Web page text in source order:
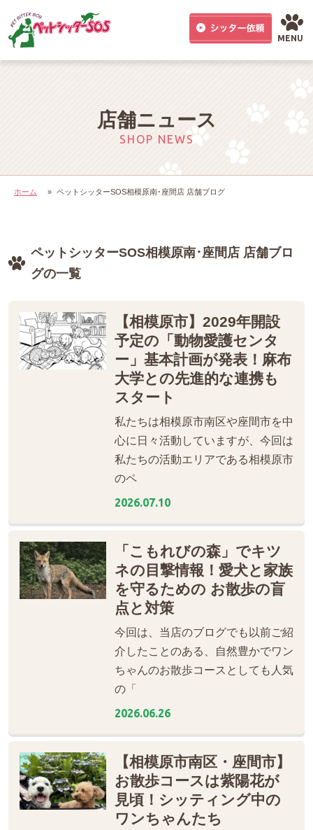
MENU
店舗ニュース
SHOP NEWS
ホーム » ペットシッターSOS相模原南･座間店 店舗ブログ
ペットシッターSOS相模原南･座間店 店舗ブロ
グの一覧
【相模原市】2029年開設
予定の「動物愛護センタ
ー」基本計画が発表！麻布
大学との先進的な連携も
スタート
私たちは相模原市南区や座間市を中
心に日々活動していますが、今回は
私たちの活動エリアである相模原市
のペ
2026.07.10
「こもれびの森」でキツ
ネの目撃情報！愛犬と家族
を守るための お散歩の盲
点と対策
今回は、当店のブログでも以前ご紹
介したことのある、自然豊かでワン
ちゃんのお散歩コースとしても人気
の「
2026.06.26
【相模原市南区・座間市】
お散歩コースは紫陽花が
見頃！シッティング中の
ワンちゃんたち